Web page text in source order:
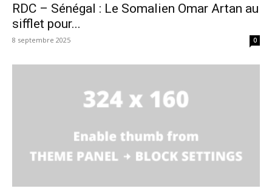
RDC – Sénégal : Le Somalien Omar Artan au
sifflet pour...
8 septembre 2025 0